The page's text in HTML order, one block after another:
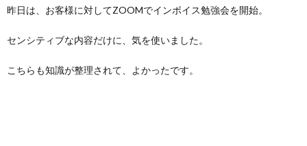
昨日は、お客様に対してZOOMでインボイス勉強会を開始。
センシティブな内容だけに、気を使いました。
こちらも知識が整理されて、よかったです。